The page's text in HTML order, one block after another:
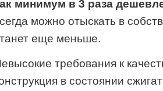
минимум в 3 раза
можно отыскать в
еще меньше.
требования к
в состоянии